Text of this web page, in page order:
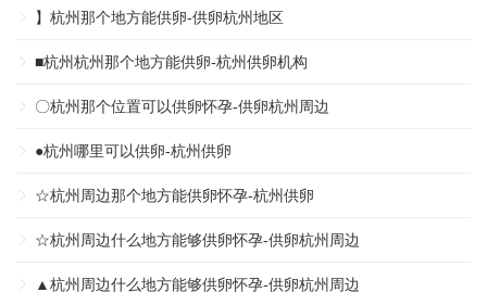
】杭州那个地方能供卵-供卵杭州地区
■杭州杭州那个地方能供卵-杭州供卵机构
〇杭州那个位置可以供卵怀孕-供卵杭州周边
●杭州哪里可以供卵-杭州供卵
☆杭州周边那个地方能供卵怀孕-杭州供卵
☆杭州周边什么地方能够供卵怀孕-供卵杭州周边
▲杭州周边什么地方能够供卵怀孕-供卵杭州周边